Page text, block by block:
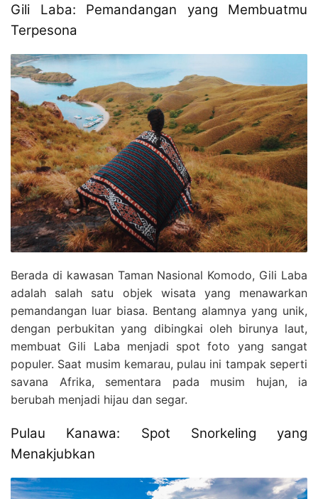
Gili Laba: Pemandangan yang Membuatmu
Terpesona
Berada di kawasan Taman Nasional Komodo, Gili Laba
adalah salah satu objek wisata yang menawarkan
pemandangan luar biasa. Bentang alamnya yang unik,
dengan perbukitan yang dibingkai oleh birunya laut,
membuat Gili Laba menjadi spot foto yang sangat
populer. Saat musim kemarau, pulau ini tampak seperti
savana Afrika, sementara pada musim hujan, ia
berubah menjadi hijau dan segar.
Pulau Kanawa: Spot Snorkeling yang
Menakjubkan